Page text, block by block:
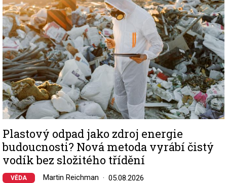
Plastový odpad jako zdroj energie
budoucnosti? Nová metoda vyrábí čistý
vodík bez složitého třídění
VĚDA Martin Reichman 05.08.2026